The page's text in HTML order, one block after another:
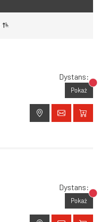
Dystans:
Pokaż
Dystans:
Pokaż